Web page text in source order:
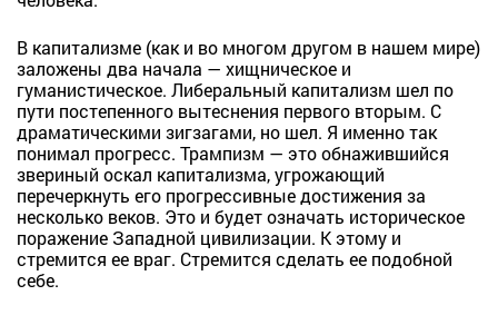
В капитализме (как и во многом другом в нашем мире)
заложены два начала — хищническое и
гуманистическое. Либеральный капитализм шел по
пути постепенного вытеснения первого вторым. С
драматическими зигзагами, но шел. Я именно так
понимал прогресс. Трампизм — это обнажившийся
звериный оскал капитализма, угрожающий
перечеркнуть его прогрессивные достижения за
несколько веков. Это и будет означать историческое
поражение Западной цивилизации. К этому и
стремится ее враг. Стремится сделать ее подобной
себе.